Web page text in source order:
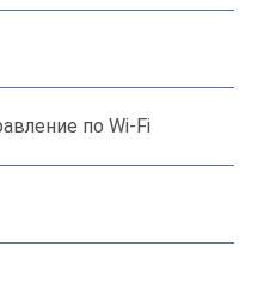
по Wi-Fi